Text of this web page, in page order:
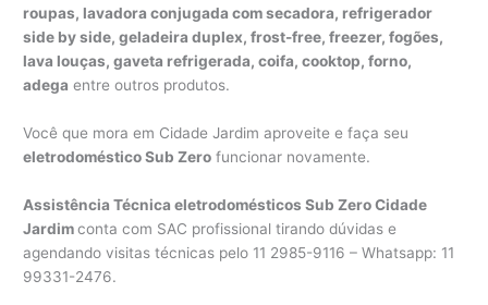
roupas, lavadora conjugada com secadora, refrigerador
side by side, geladeira duplex, frost-free, freezer, fogões,
lava louças, gaveta refrigerada, coifa, cooktop, forno,
adega entre outros produtos.
Você que mora em Cidade Jardim aproveite e faça seu
eletrodoméstico Sub Zero funcionar novamente.
Assistência Técnica eletrodomésticos Sub Zero Cidade
Jardimconta com SAC profissional tirando dúvidas e
agendando visitas técnicas pelo 11 2985-9116 – Whatsapp: 11
99331-2476.